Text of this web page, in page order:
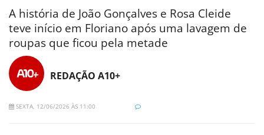
A história de João Gonçalves e Rosa Cleide
teve início em Floriano após uma lavagem de
roupas que ficou pela metade
REDAÇÃO A10+
SEXTA, 12/06/2026 ÀS 11:00